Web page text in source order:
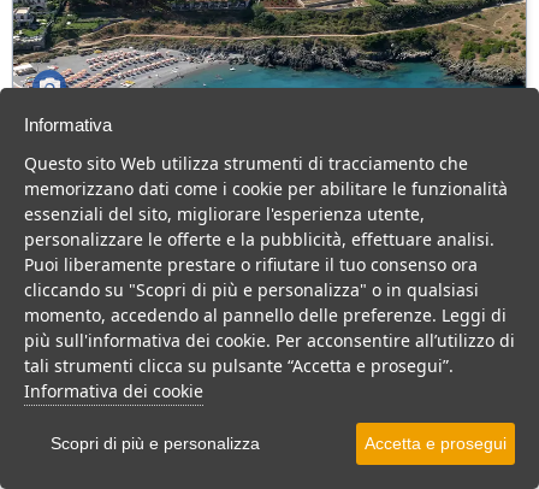
Calabria > Calabria tirrenica > Diamante > Cirella di Diamante
54 Camere
Hotel Club sul mare della Calabria tirrenica, ideale per famiglie e
coppie.
Villaggio Hotel
VEDI SU MAPPA
Informativa
Questo sito Web utilizza strumenti di tracciamento che
memorizzano dati come i cookie per abilitare le funzionalità
essenziali del sito, migliorare l'esperienza utente,
personalizzare le offerte e la pubblicità, effettuare analisi.
Puoi liberamente prestare o rifiutare il tuo consenso ora
cliccando su "Scopri di più e personalizza" o in qualsiasi
momento, accedendo al pannello delle preferenze. Leggi di
più sull'informativa dei cookie. Per acconsentire all’utilizzo di
tali strumenti clicca su pulsante “Accetta e prosegui”.
Informativa dei cookie
Scopri di più e personalizza Accetta e prosegui